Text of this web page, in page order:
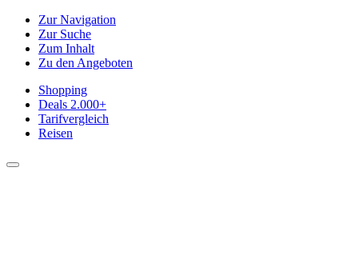
Zur Navigation
Zur Suche
Zum Inhalt
Zu den Angeboten
Shopping
Deals 2.000+
Tarifvergleich
Reisen